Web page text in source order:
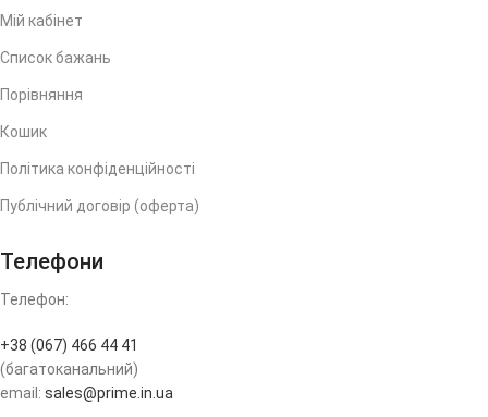
Мій кабінет
Список бажань
Порівняння
Кошик
Політика конфіденційності
Публічний договір (оферта)
Телефони
Телефон:
+38 (067) 466 44 41
(багатоканальний)
email: sales@prime.in.ua